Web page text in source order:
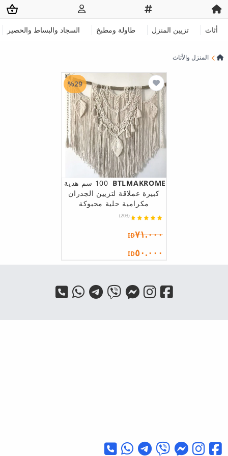
أثاث تزيين المنزل طاولة ومطبخ السجاد والبساط والحصير
المنزل والأثاث
BTLMAKROME
100 سم هدية
كبيرة عملاقة لتزيين الجدران
مكرامية حلية محبوكة
(203)
ID٧١.٠٠٠
ID٥٠.٠٠٠
%29